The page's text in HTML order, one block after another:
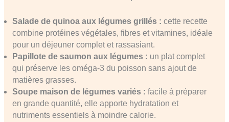
Salade de quinoa aux légumes grillés : cette recette
combine protéines végétales, fibres et vitamines, idéale
pour un déjeuner complet et rassasiant.
Papillote de saumon aux légumes : un plat complet
qui préserve les oméga-3 du poisson sans ajout de
matières grasses.
Soupe maison de légumes variés : facile à préparer
en grande quantité, elle apporte hydratation et
nutriments essentiels à moindre calorie.